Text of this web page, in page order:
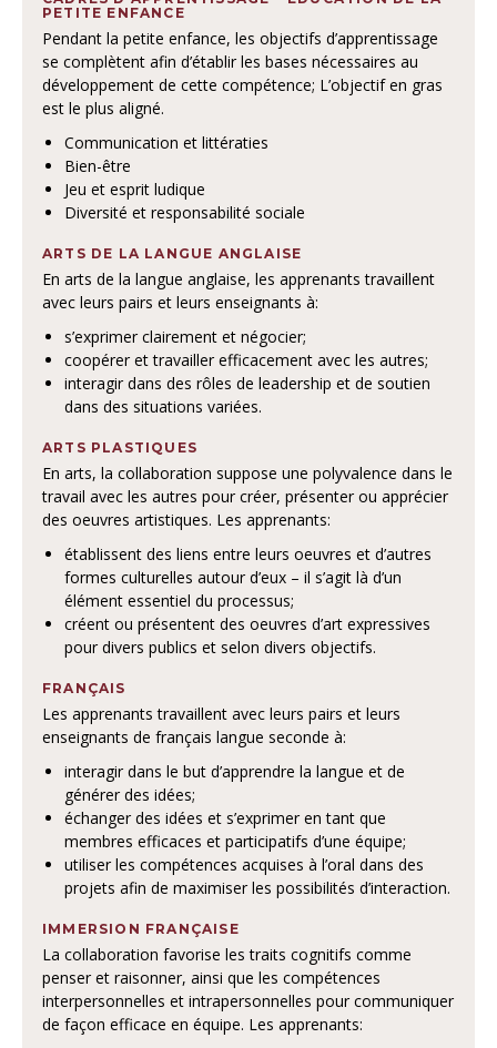
PETITE ENFANCE
Pendant la petite enfance, les objectifs d’apprentissage
se complètent afin d’établir les bases nécessaires au
développement de cette compétence; L’objectif en gras
est le plus aligné.
Communication et littératies
Bien-être
Jeu et esprit ludique
Diversité et responsabilité sociale
ARTS DE LA LANGUE ANGLAISE
En arts de la langue anglaise, les apprenants travaillent
avec leurs pairs et leurs enseignants à:
s’exprimer clairement et négocier;
coopérer et travailler efficacement avec les autres;
interagir dans des rôles de leadership et de soutien
dans des situations variées.
ARTS PLASTIQUES
En arts, la collaboration suppose une polyvalence dans le
travail avec les autres pour créer, présenter ou apprécier
des oeuvres artistiques. Les apprenants:
établissent des liens entre leurs oeuvres et d’autres
formes culturelles autour d’eux – il s’agit là d’un
élément essentiel du processus;
créent ou présentent des oeuvres d’art expressives
pour divers publics et selon divers objectifs.
FRANÇAIS
Les apprenants travaillent avec leurs pairs et leurs
enseignants de français langue seconde à:
interagir dans le but d’apprendre la langue et de
générer des idées;
échanger des idées et s’exprimer en tant que
membres efficaces et participatifs d’une équipe;
utiliser les compétences acquises à l’oral dans des
projets afin de maximiser les possibilités d’interaction.
IMMERSION FRANÇAISE
La collaboration favorise les traits cognitifs comme
penser et raisonner, ainsi que les compétences
interpersonnelles et intrapersonnelles pour communiquer
de façon efficace en équipe. Les apprenants: